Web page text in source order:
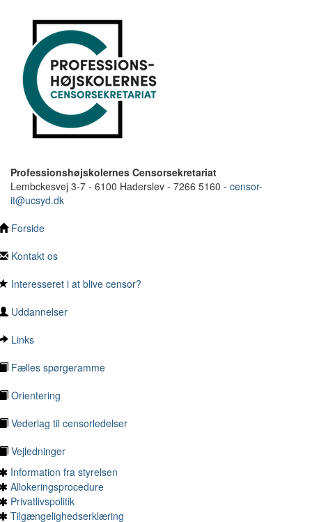
Professionshøjskolernes Censorsekretariat
Lembckesvej 3-7 - 6100 Haderslev - 7266 5160 - censor-
it@ucsyd.dk
Forside
Kontakt os
Interesseret i at blive censor?
Uddannelser
Links
Fælles spørgeramme
Orientering
Vederlag til censorledelser
Vejledninger
Information fra styrelsen
Allokeringsprocedure
Privatlivspolitik
Tilgængelighedserklæring